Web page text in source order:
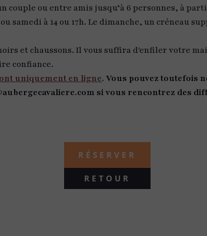
couple ou entre amis jusqu’à 6 personnes, à
samedi à 14 ou 17h. Le dimanche, un créneau
et chaussons. Il vous suffira d'enfiler votre
confiance.
uniquement en ligne. Vous pouvez toutefois
si vous rencontrez des
RÉSERVER
RETOUR